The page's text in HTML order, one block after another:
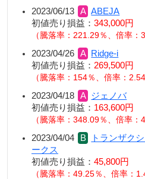
2023/06/13
ABEJA
初値売り損益： 343,000円
騰落率：221.29％、倍率：
2023/04/26
Ridge-i
初値売り損益： 269,500円
騰落率：154％、倍率：
2023/04/18
ジェノバ
初値売り損益： 163,600円
騰落率：348.09％、倍率：
2023/04/04
トランザク
ークス
初値売り損益： 45,800円
騰落率：49.25％、倍率：